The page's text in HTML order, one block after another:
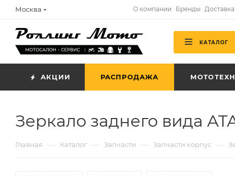
Москва О компании Бренды Доставка
КАТАЛОГ
АКЦИИ РАСПРОДАЖА
Зеркало заднего вида
Главная — Каталог — Запчасти — Запчасти корпус —